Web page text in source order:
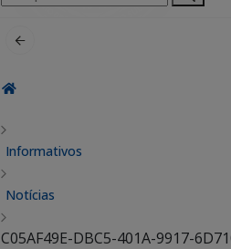
por:
Informativos
Notícias
C05AF49E-DBC5-401A-9917-